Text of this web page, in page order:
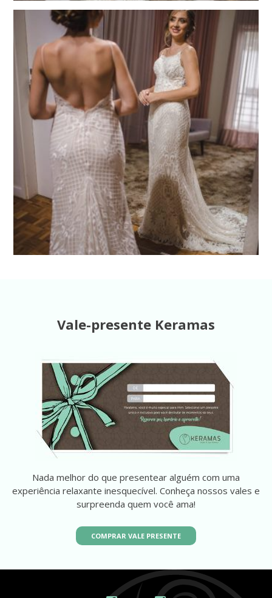
Vale-presente Keramas
Nada melhor do que presentear alguém com uma
experiência relaxante inesquecível. Conheça nossos vales e
surpreenda quem você ama!
COMPRAR VALE PRESENTE